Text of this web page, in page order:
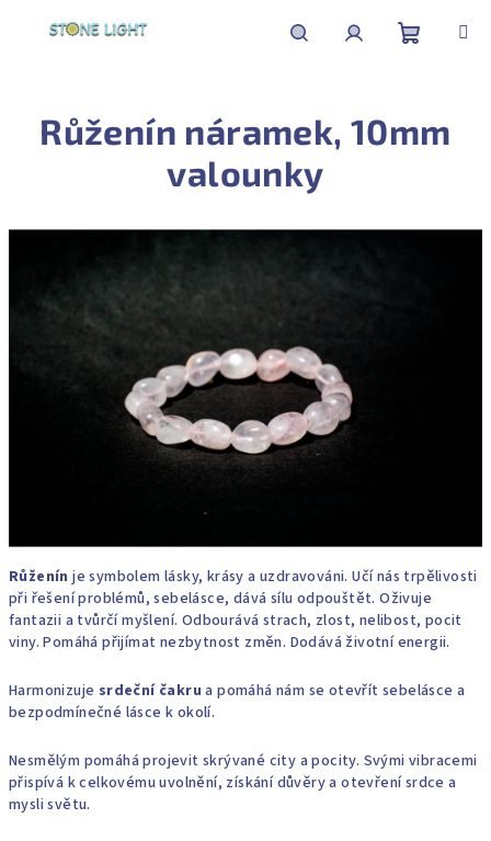
košík
Růženínje symbolem lásky, krásy a uzdravováni. Učí nás trpělivosti
při řešení problémů, sebelásce, dává sílu odpouštět. Oživuje
fantazii a tvůrčí myšlení. Odbourává strach, zlost, nelibost, pocit
viny. Pomáhá přijímat nezbytnost změn. Dodává životní energii.
Harmonizuje srdeční čakru a pomáhá nám se otevřít sebelásce a
bezpodmínečné lásce k okolí.
Nesmělým pomáhá projevit skrývané city a pocity. Svými vibracemi
přispívá k celkovému uvolnění, získání důvěry a otevření srdce a
mysli světu.
Růženín náramek, 10mm
valounky